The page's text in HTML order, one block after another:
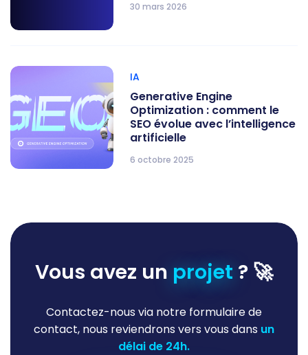
30 mars 2026
IA
Generative Engine
Optimization : comment le
SEO évolue avec l’intelligence
artificielle
6 octobre 2025
Vous avez un projet ? 🚀
Contactez-nous via notre formulaire de
contact, nous reviendrons vers vous dans un
délai de 24h.